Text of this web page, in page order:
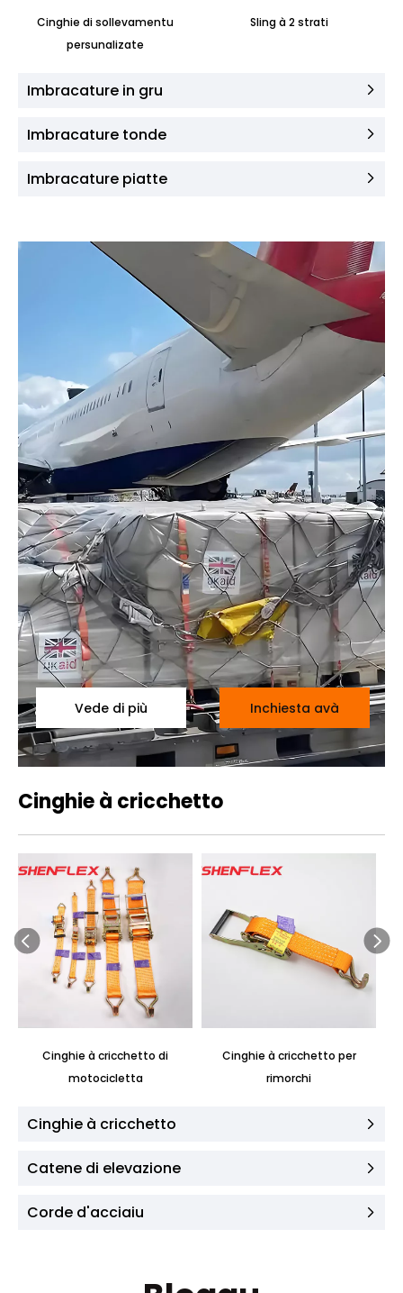
Imbracature in gru
Imbracature tonde
Imbracature piatte
Cinghie di sollevamentu
persunalizate
Sling à 2 strati
Vede di più Inchiesta avà
Cinghie à cricchetto
Catene di elevazione
Corde d'acciaiu
Cinghie à cricchetto
Cinghie à cricchetto di
motocicletta
Cinghie à cricchetto per
rimorchi